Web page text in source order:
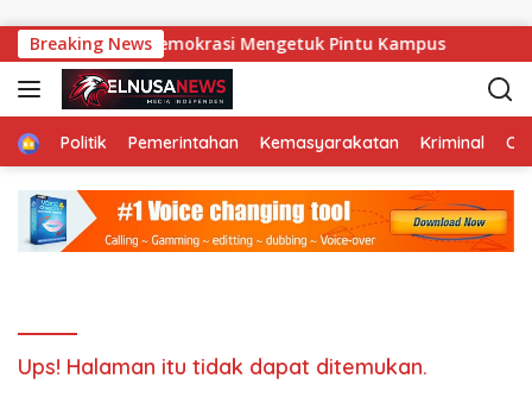
Breaking News
Ketika Demokrasi Mengetuk Pintu Kampus
HomePolitik Pemerintahan Kemasyarakatan Kriminal
Ups! Halaman itu tidak dapat ditemukan.